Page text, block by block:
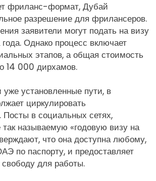
фриланс-формат, Дубай
разрешение для фрилансеров.
заявители могут подать на визу
Однако процесс включает
этапов, а общая стоимость
14 000 дирхамов.
установленные пути, в
циркулировать
в социальных сетях,
называемую «годовую визу на
что она доступна любому,
по паспорту, и предоставляет
для работы.